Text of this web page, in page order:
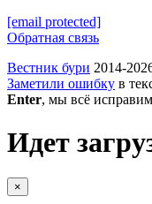
[email protected]
Обратная связь
Вестник бури 2014-
Заметили ошибку в
Enter, мы всё исправим
Идет
×